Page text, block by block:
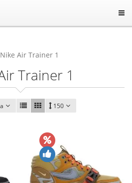
Nike Air Trainer 1
Trainer 1
150